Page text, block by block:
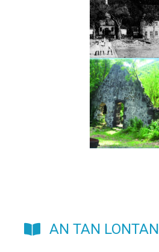
AN TAN LONTAN